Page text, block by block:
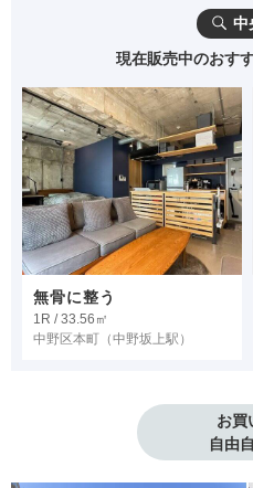
中
現在販売中のおす
無骨に整う
1R / 33.56㎡
中野区本町 （中野坂上駅）
お買
自由